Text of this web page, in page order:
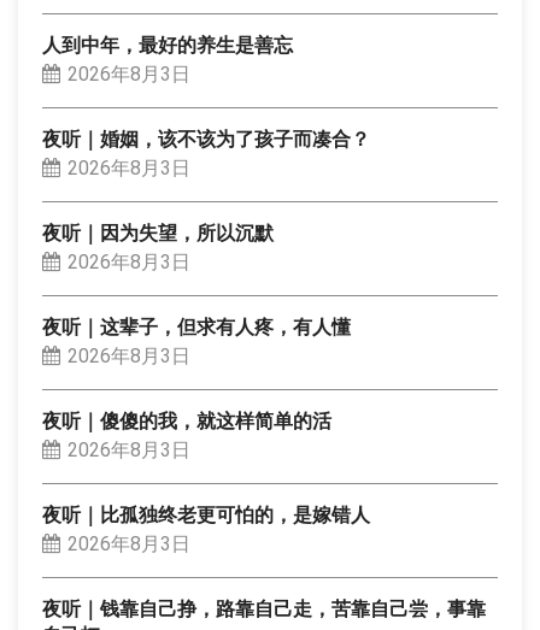
人到中年，最好的养生是善忘
2026年8月3日
夜听｜婚姻，该不该为了孩子而凑合？
2026年8月3日
夜听｜因为失望，所以沉默
2026年8月3日
夜听｜这辈子，但求有人疼，有人懂
2026年8月3日
夜听｜傻傻的我，就这样简单的活
2026年8月3日
夜听｜比孤独终老更可怕的，是嫁错人
2026年8月3日
夜听｜钱靠自己挣，路靠自己走，苦靠自己尝，事靠